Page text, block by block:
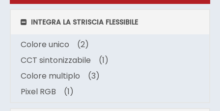
INTEGRA LA STRISCIA FLESSIBILE
Colore unico
(2)
CCT sintonizzabile
(1)
Colore multiplo
(3)
Pixel RGB
(1)